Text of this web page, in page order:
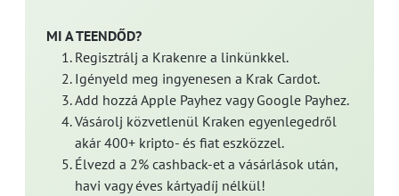
MI A TEENDŐD?
Regisztrálj a Krakenre a linkünkkel.
Igényeld meg ingyenesen a Krak Cardot.
Add hozzá Apple Payhez vagy Google Payhez.
Vásárolj közvetlenül Kraken egyenlegedről
akár 400+ kripto- és fiat eszközzel.
Élvezd a 2% cashback-et a vásárlások után,
havi vagy éves kártyadíj nélkül!